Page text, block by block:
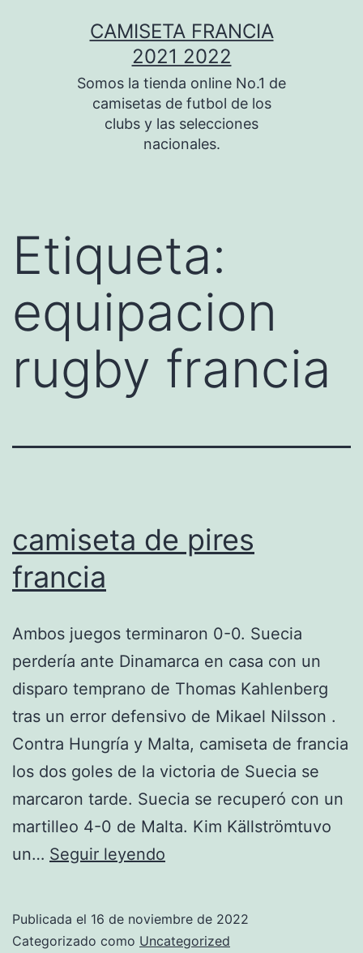
CAMISETA FRANCIA
2021 2022
Somos la tienda online No.1 de
camisetas de futbol de los
clubs y las selecciones
nacionales.
Etiqueta:
equipacion
rugby francia
camiseta de pires
francia
Ambos juegos terminaron 0-0. Suecia
perdería ante Dinamarca en casa con un
disparo temprano de Thomas Kahlenberg
tras un error defensivo de Mikael Nilsson .
Contra Hungría y Malta, camiseta de francia
los dos goles de la victoria de Suecia se
marcaron tarde. Suecia se recuperó con un
martilleo 4-0 de Malta. Kim Källströmtuvo
un… Seguir leyendo
francia
Publicada el 16 de noviembre de 2022
Categorizado como Uncategorized